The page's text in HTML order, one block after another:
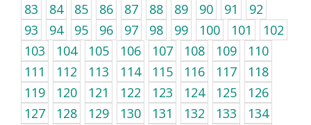
83
84 85 86 87 88 89 90 91
92
93
94 95 96 97 98 99 100 101
102
103
104 105 106 107 108 109
110
111
112 113 114 115 116 117
118
119
120 121 122 123 124 125
126
127
128 129 130 131 132 133
134